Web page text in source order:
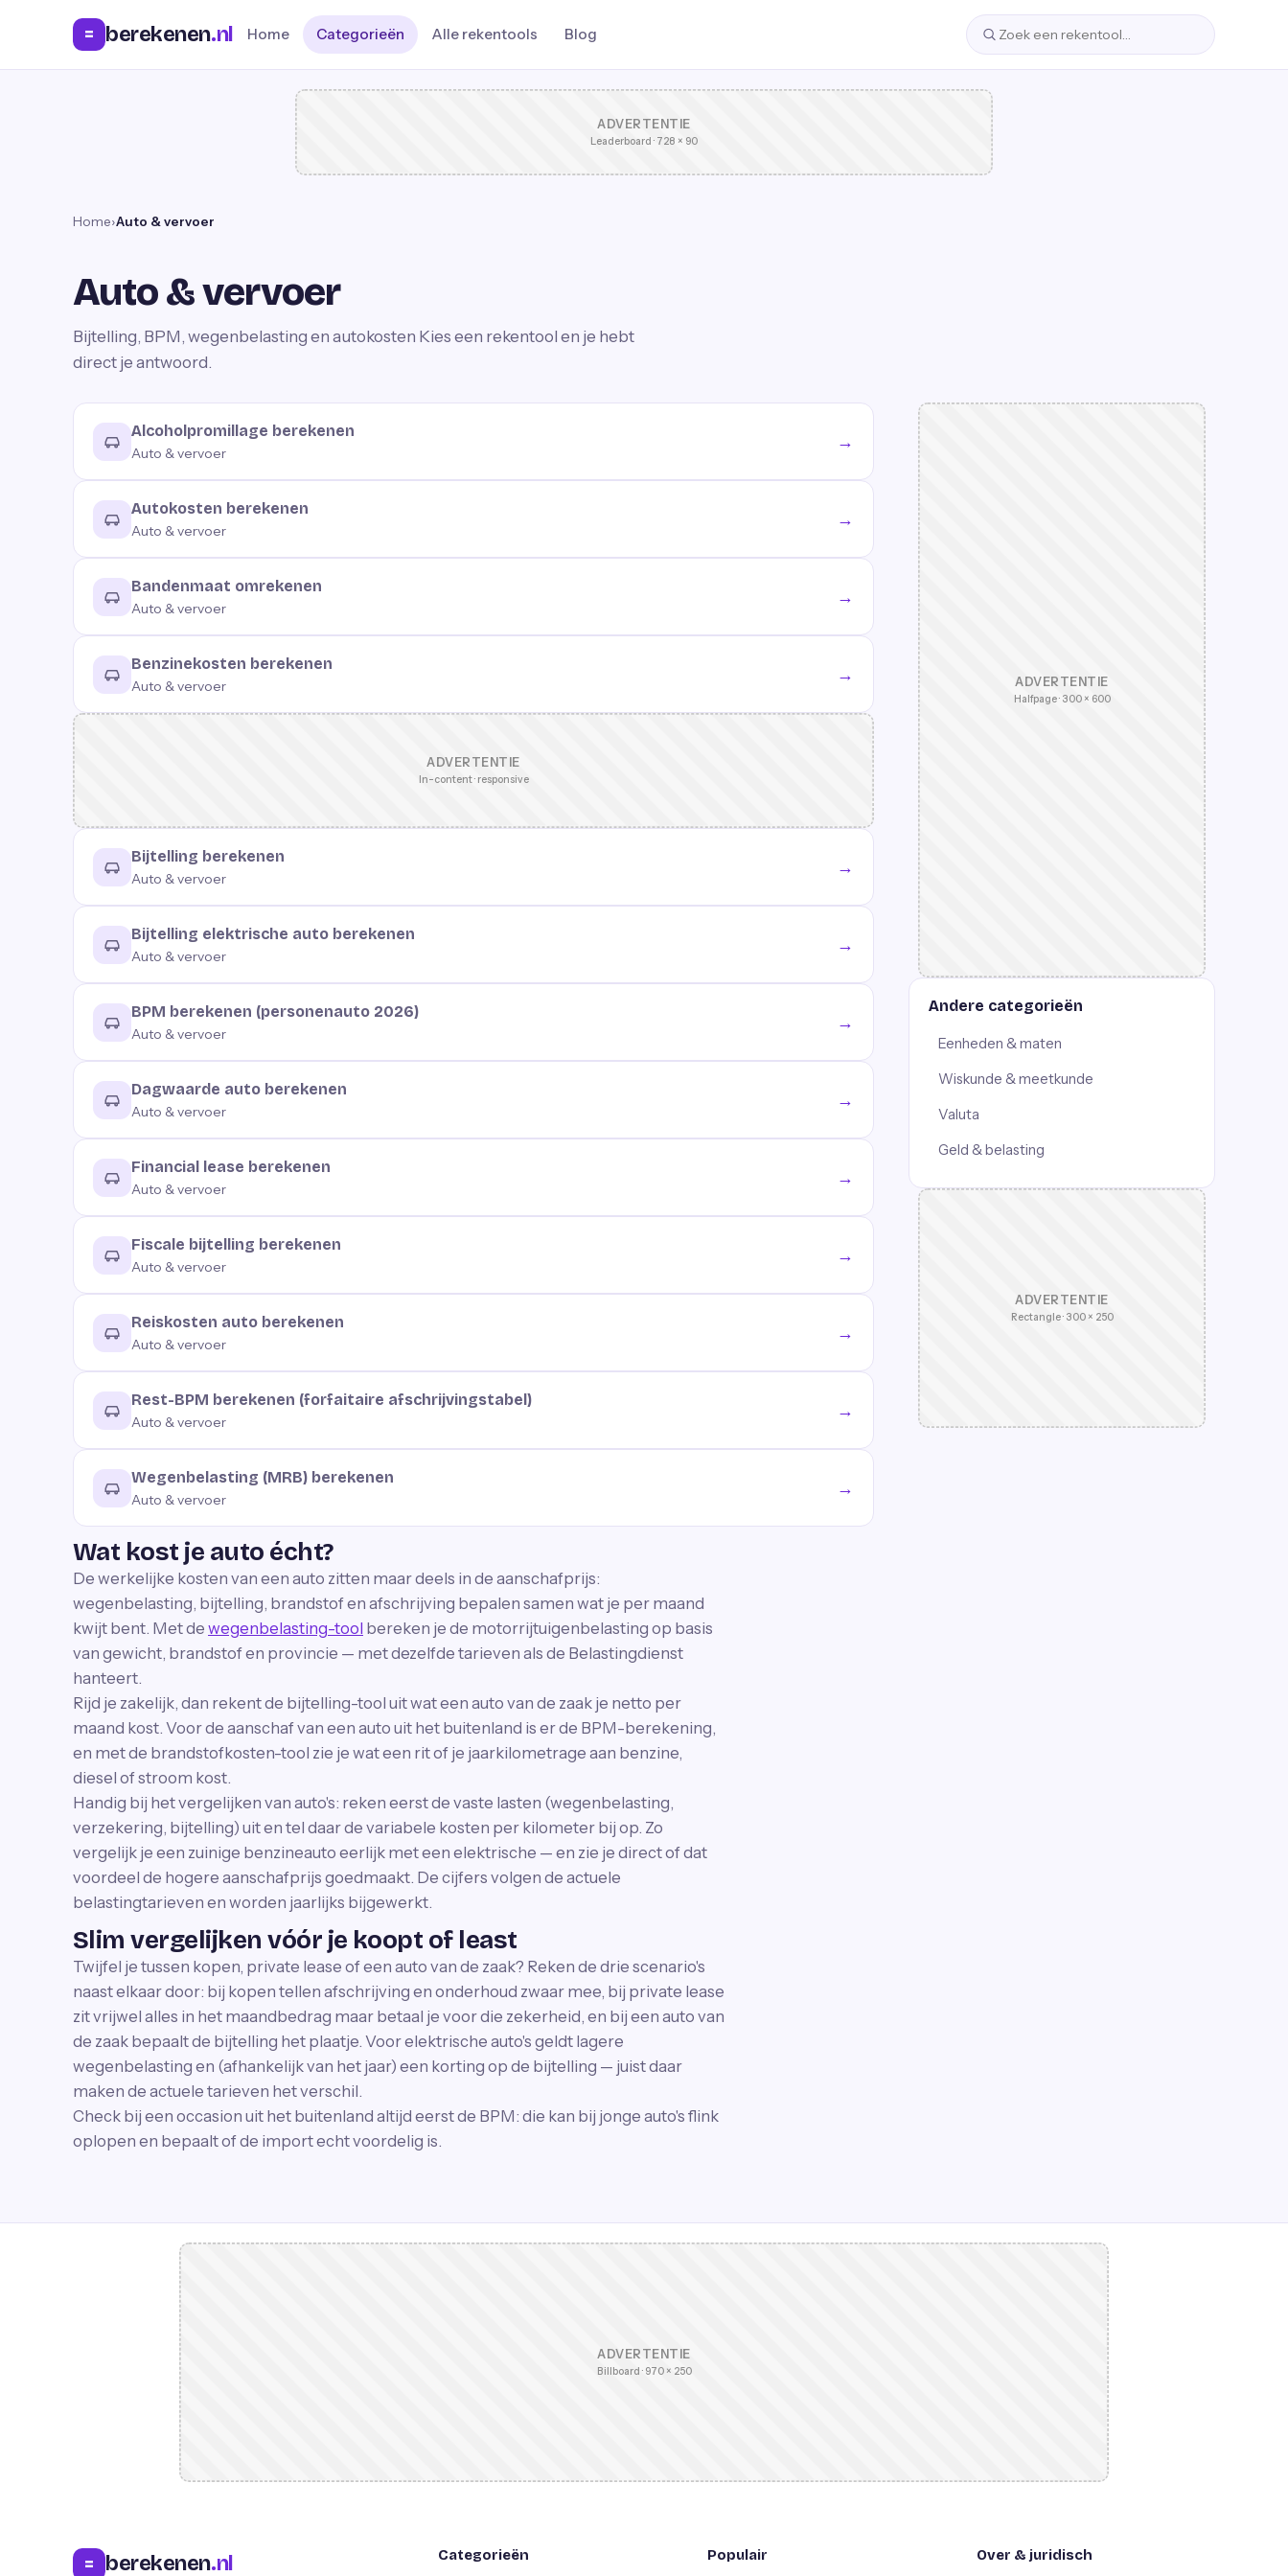
= berekenen.nl Home Categorieën Alle rekentools Blog
ADVERTENTIE
Leaderboard · 728 × 90
Home›Auto & vervoer
Auto & vervoer
Bijtelling, BPM, wegenbelasting en autokosten Kies een rekentool en je hebt
direct je antwoord.
Alcoholpromillage berekenen
Auto & vervoer
→
Autokosten berekenen
Auto & vervoer
→
Bandenmaat omrekenen
Auto & vervoer
→
Benzinekosten berekenen
Auto & vervoer
→
ADVERTENTIE
In-content · responsive
Bijtelling berekenen
Auto & vervoer
→
Bijtelling elektrische auto berekenen
Auto & vervoer
→
BPM berekenen (personenauto 2026)
Auto & vervoer
→
Dagwaarde auto berekenen
Auto & vervoer
→
Financial lease berekenen
Auto & vervoer
→
Fiscale bijtelling berekenen
Auto & vervoer
→
Reiskosten auto berekenen
Auto & vervoer
→
Rest-BPM berekenen (forfaitaire afschrijvingstabel)
Auto & vervoer
→
Wegenbelasting (MRB) berekenen
Auto & vervoer
→
Wat kost je auto écht?
De werkelijke kosten van een auto zitten maar deels in de aanschafprijs:
wegenbelasting, bijtelling, brandstof en afschrijving bepalen samen wat je per maand
kwijt bent. Met de wegenbelasting-tool bereken je de motorrijtuigenbelasting op basis
van gewicht, brandstof en provincie — met dezelfde tarieven als de Belastingdienst
hanteert.
Rijd je zakelijk, dan rekent de bijtelling-tool uit wat een auto van de zaak je netto per
maand kost. Voor de aanschaf van een auto uit het buitenland is er de BPM-berekening,
en met de brandstofkosten-tool zie je wat een rit of je jaarkilometrage aan benzine,
diesel of stroom kost.
Handig bij het vergelijken van auto's: reken eerst de vaste lasten (wegenbelasting,
verzekering, bijtelling) uit en tel daar de variabele kosten per kilometer bij op. Zo
vergelijk je een zuinige benzineauto eerlijk met een elektrische — en zie je direct of dat
voordeel de hogere aanschafprijs goedmaakt. De cijfers volgen de actuele
belastingtarieven en worden jaarlijks bijgewerkt.
Slim vergelijken vóór je koopt of least
Twijfel je tussen kopen, private lease of een auto van de zaak? Reken de drie scenario's
naast elkaar door: bij kopen tellen afschrijving en onderhoud zwaar mee, bij private lease
zit vrijwel alles in het maandbedrag maar betaal je voor die zekerheid, en bij een auto van
de zaak bepaalt de bijtelling het plaatje. Voor elektrische auto's geldt lagere
wegenbelasting en (afhankelijk van het jaar) een korting op de bijtelling — juist daar
maken de actuele tarieven het verschil.
Check bij een occasion uit het buitenland altijd eerst de BPM: die kan bij jonge auto's flink
oplopen en bepaalt of de import echt voordelig is.
ADVERTENTIE
Halfpage · 300 × 600
Andere categorieën
Eenheden & maten
Wiskunde & meetkunde
Valuta
Geld & belasting
ADVERTENTIE
Rectangle · 300 × 250
ADVERTENTIE
Billboard · 970 × 250
= berekenen.nl Categorieën Populair Over & juridisch